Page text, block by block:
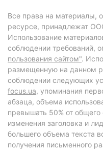
Все права на материалы,
ресурсе, принадлежат
Использование
соблюдении требований,
пользования сайтом".
размещенную на данном
соблюдении следующих
focus.ua, упоминания
абзаца, объема
превышать 50% от общего
изменения заголовка и
большего объема текста
получения письменного